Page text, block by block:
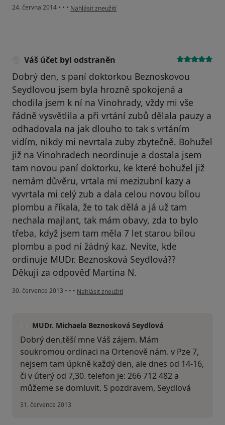
24. června 2014 • • • podle názoru uživatele Váš účet byl odstraněn
Nahlásit zneužití
Váš účet byl odstraněn
Dobrý den, s paní doktorkou Beznoskovou
Seydlovou jsem byla hrozně spokojená a
chodila jsem k ní na Vinohrady, vždy mi vše
řádně vysvětlila a při vrtání zubů dělala pauzy a
odhadovala na jak dlouho to tak s vrtáním
vidím, nikdy mi nevrtala zuby zbytečně. Bohužel
již na Vinohradech neordinuje a dostala jsem
tam novou paní doktorku, ke které bohužel již
nemám důvěru, vrtala mi mezizubní kazy a
vyvrtala mi celý zub a dala celou novou bílou
plombu a říkala, že to tak dělá a já už tam
nechala majlant, tak mám obavy, zda to bylo
třeba, když jsem tam měla 7 let starou bílou
plombu a pod ní žádný kaz. Nevíte, kde
ordinuje MUDr. Beznosková Seydlová??
Děkuji za odpověď Martina N.
30. července 2013 • • • podle názoru uživatele Váš účet byl odstraněn
Nahlásit zneužití
MUDr. Michaela Beznosková Seydlová
Dobrý den,těší mne Váš zájem. Mám
soukromou ordinaci na Ortenově nám. v Pze 7,
nejsem tam úpkně každý den, ale dnes od 14-16,
či v úterý od 7,30. telefon je: 266 712 482 a
můžeme se domluvit. S pozdravem, Seydlová
31. července 2013